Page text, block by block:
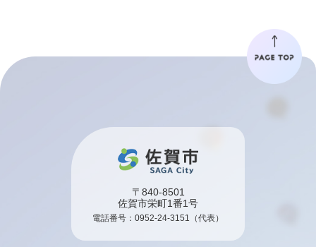
〒840-8501
佐賀市栄町1番1号
電話番号： 0952-24-3151 （代表）